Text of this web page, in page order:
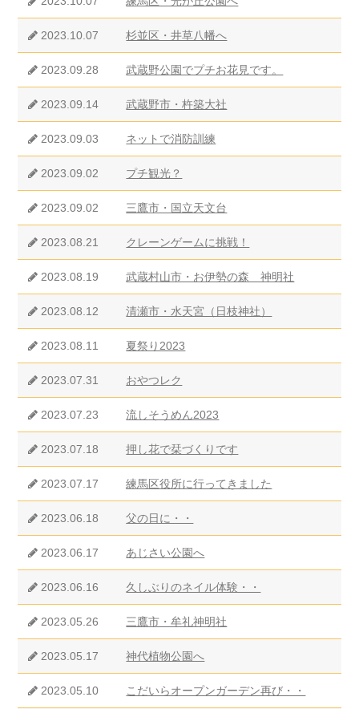
2023.10.07 杉並区・井草八幡へ
2023.09.28 武蔵野公園でプチお花見です。
2023.09.14 武蔵野市・杵築大社
2023.09.03 ネットで消防訓練
2023.09.02 プチ観光？
2023.09.02 三鷹市・国立天文台
2023.08.21 クレーンゲームに挑戦！
2023.08.19 武蔵村山市・お伊勢の森 神明社
2023.08.12 清瀬市・水天宮（日枝神社）
2023.08.11 夏祭り2023
2023.07.31 おやつレク
2023.07.23 流しそうめん2023
2023.07.18 押し花で栞づくりです
2023.07.17 練馬区役所に行ってきました
2023.06.18 父の日に・・
2023.06.17 あじさい公園へ
2023.06.16 久しぶりのネイル体験・・
2023.05.26 三鷹市・牟礼神明社
2023.05.17 神代植物公園へ
2023.05.10 こだいらオープンガーデン再び・・